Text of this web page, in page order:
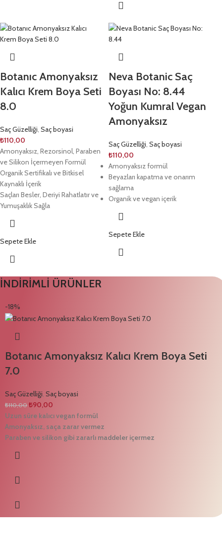
Botanıc Amonyaksız
Kalıcı Krem Boya Seti
8.0
Saç Güzelliği, Saç boyasi
₺110,00
Amonyaksız, Rezorsinol, Paraben
ve Silikon İçermeyen Formül
Organik Sertifikalı ve Bitkisel
Kaynaklı İçerik
Saçları Besler, Deriyi Rahatlatır ve
Yumuşaklık Sağla
Sepete Ekle
Neva Botanic Saç
Boyası No: 8.44
Yoğun Kumral Vegan
Amonyaksız
Saç Güzelliği, Saç boyasi
₺110,00
Amonyaksız formül
Beyazları kapatma ve onarım
sağlama
Organik ve vegan içerik
Sepete Ekle
İNDİRİMLİ ÜRÜNLER
-18%
Botanıc Amonyaksız Kalıcı Krem Boya Seti
7.0
Saç Güzelliği Saç boyasi
₺110,00 ₺90,00
Uzun süre kalıcı vegan formül
Amonyaksız, saça zarar vermez
Paraben ve silikon gibi zararlı maddeler içermez